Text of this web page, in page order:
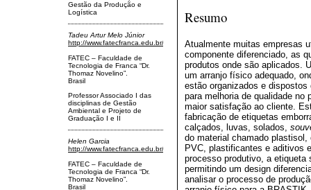
Gestão da Produção e
Logística
Tadeu Artur Melo Júnior
http://www.fatecfranca.edu.br/
FATEC – Faculdade de
Tecnologia de Franca “Dr.
Thomaz Novelino”.
Brasil
Professor Associado I das
disciplinas de Gestão
Ambiental e Projeto de
Graduação I e II
Helen Garcia
http://www.fatecfranca.edu.br/
FATEC – Faculdade de
Tecnologia de Franca “Dr.
Thomaz Novelino”.
Brasil
Resumo
Atualmente muitas empresas
componente diferenciado, as
produtos onde são aplicados.
um arranjo físico adequado,
estão organizados e
para melhoria de qualidade no
maior satisfação ao cliente.
fabricação de etiquetas
calçados, luvas, solados,
do material chamado
PVC, plastificantes e aditivos
processo produtivo, a etiqueta
permitindo um design
analisar o processo de